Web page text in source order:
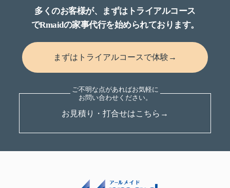
多くのお客様が、まずはトライアルコース
でRmaidの家事代行を始められております。
まずはトライアルコースで体験→
お見積り・打合せはこちら→